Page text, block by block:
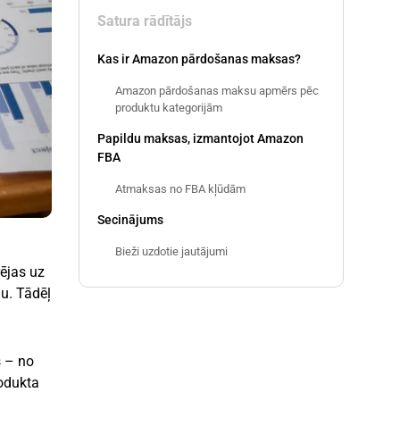
Satura rādītājs
Kas ir Amazon pārdošanas maksas?
Amazon pārdošanas maksu apmērs pēc
produktu kategorijām
Papildu maksas, izmantojot Amazon
FBA
Atmaksas no FBA kļūdām
Secinājums
Bieži uzdotie jautājumi
uz
Tādēļ
– no